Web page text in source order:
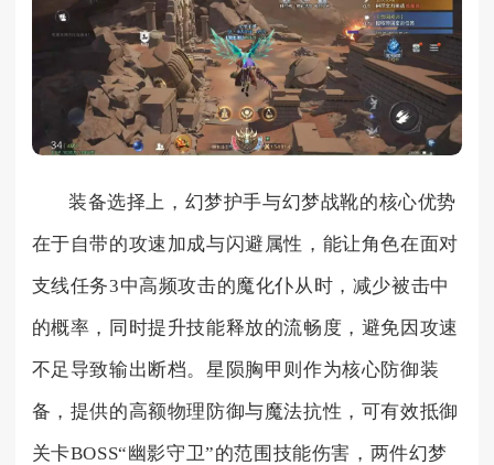
装备选择上，幻梦护手与幻梦战靴的核心优势
在于自带的攻速加成与闪避属性，能让角色在面对
支线任务3中高频攻击的魔化仆从时，减少被击中
的概率，同时提升技能释放的流畅度，避免因攻速
不足导致输出断档。星陨胸甲则作为核心防御装
备，提供的高额物理防御与魔法抗性，可有效抵御
关卡BOSS“幽影守卫”的范围技能伤害，两件幻梦